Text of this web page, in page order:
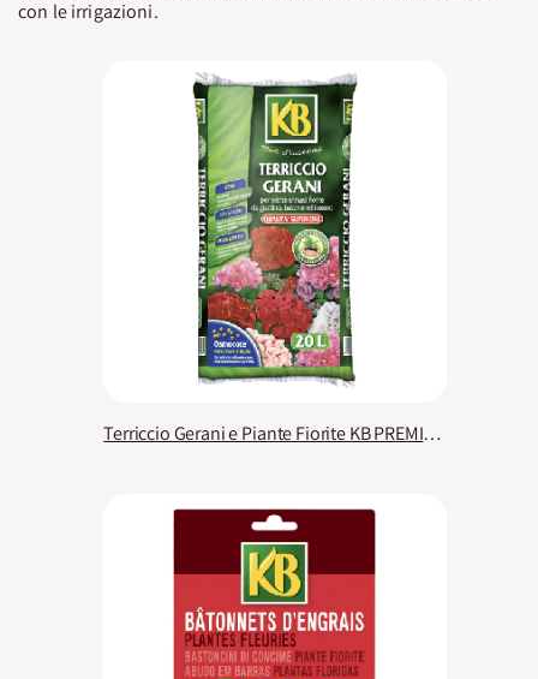
con le irrigazioni.
Terriccio Gerani e Piante Fiorite KB PREMIUM